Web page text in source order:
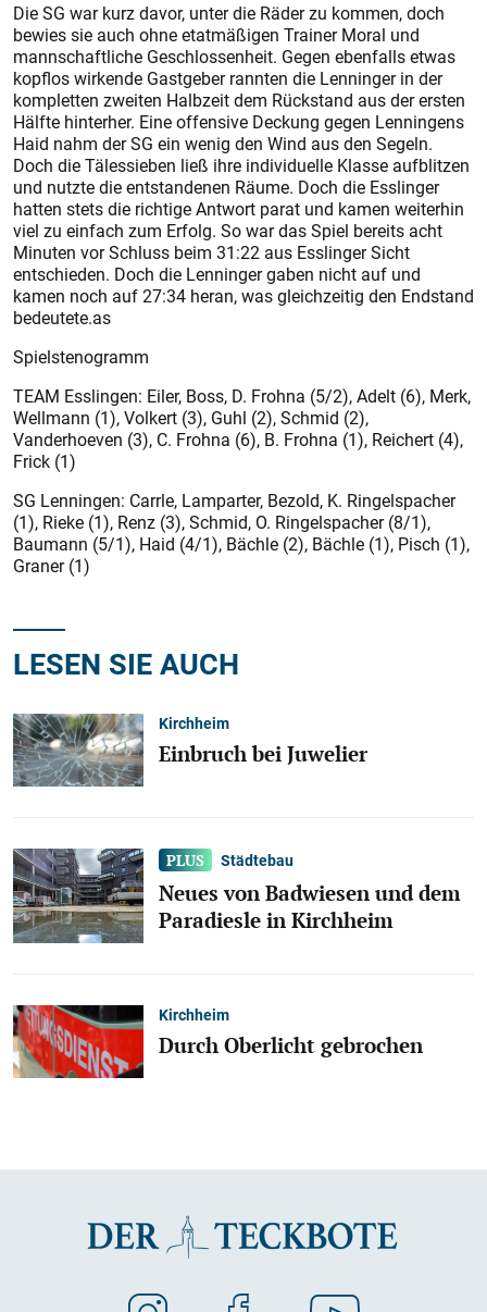
Die SG war kurz davor, unter die Räder zu kommen, doch
bewies sie auch ohne etatmäßigen Trainer Moral und
mannschaftliche Geschlossenheit. Gegen ebenfalls etwas
kopflos wirkende Gastgeber rannten die Lenninger in der
kompletten zweiten Halbzeit dem Rückstand aus der ersten
Hälfte hinterher. Eine offensive Deckung gegen Lenningens
Haid nahm der SG ein wenig den Wind aus den Segeln.
Doch die Tälessieben ließ ihre individuelle Klasse aufblitzen
und nutzte die entstandenen Räume. Doch die Esslinger
hatten stets die richtige Antwort parat und kamen weiterhin
viel zu einfach zum Erfolg. So war das Spiel bereits acht
Minuten vor Schluss beim 31:22 aus Esslinger Sicht
entschieden. Doch die Lenninger gaben nicht auf und
kamen noch auf 27:34 heran, was gleichzeitig den Endstand
bedeutete.as
Spielstenogramm
TEAM Esslingen: Eiler, Boss, D. Frohna (5/2), Adelt (6), Merk,
Wellmann (1), Volkert (3), Guhl (2), Schmid (2),
Vanderhoeven (3), C. Frohna (6), B. Frohna (1), Reichert (4),
Frick (1)
SG Lenningen: Carrle, Lamparter, Bezold, K. Ringelspacher
(1), Rieke (1), Renz (3), Schmid, O. Ringelspacher (8/1),
Baumann (5/1), Haid (4/1), Bächle (2), Bächle (1), Pisch (1),
Graner (1)
LESEN SIE AUCH
Kirchheim
Einbruch bei Juwelier
Städtebau
Neues von Badwiesen und dem
Paradiesle in Kirchheim
Kirchheim
Durch Oberlicht gebrochen